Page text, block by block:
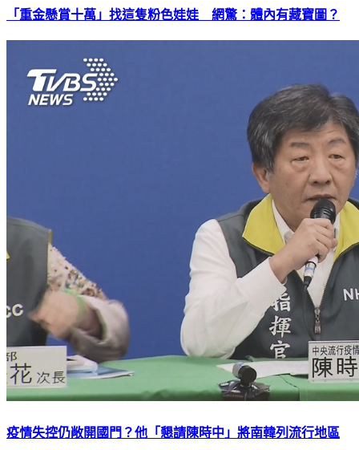
「重金懸賞十萬」找這隻粉色娃娃 網驚：體內有藏寶圖？
疫情失控仍敞開國門？他「懇請陳時中」將南韓列流行地區